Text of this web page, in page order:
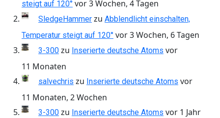
steigt auf 120° vor 3 Wochen, 4 Tagen
SledgeHammer zu Abblendlicht einschalten,
Temperatur steigt auf 120° vor 3 Wochen, 6 Tagen
3-300 zu Inserierte deutsche Atoms vor
11 Monaten
salvechris zu Inserierte deutsche Atoms vor
11 Monaten, 2 Wochen
3-300 zu Inserierte deutsche Atoms vor 1 Jahr